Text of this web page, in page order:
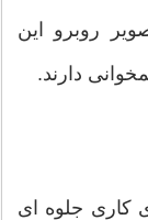
روبرو این
دارند.
کاری جلوه ای